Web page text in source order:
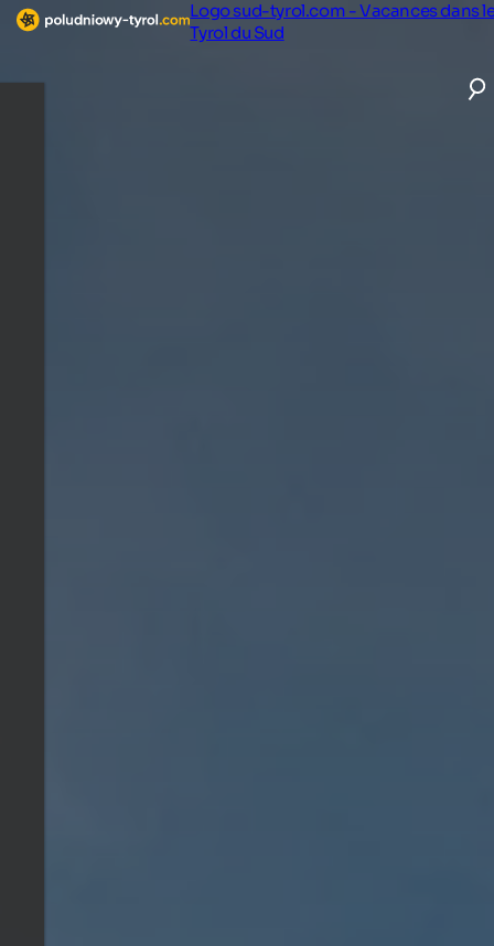
Logo sud-tyrol.com - Vacances dans
Tyrol du Sud